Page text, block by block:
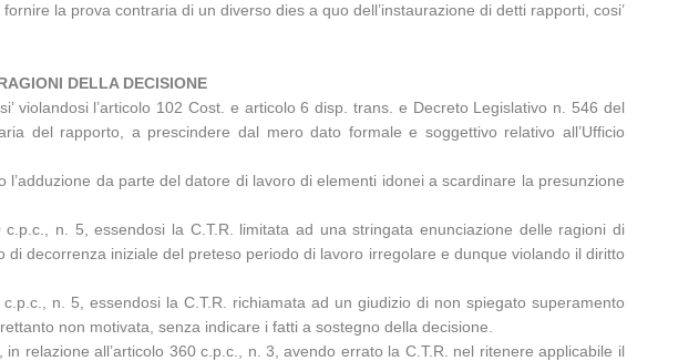
la prova contraria di un diverso dies a quo dell’instaurazione di detti rapporti, cosi’
DELLA DECISIONE
l’articolo 102 Cost. e articolo 6 disp. trans. e Decreto Legislativo n. 546 del
del rapporto, a prescindere dal mero dato formale e soggettivo relativo all’Ufficio
da parte del datore di lavoro di elementi idonei a scardinare la presunzione
n. 5, essendosi la C.T.R. limitata ad una stringata enunciazione delle ragioni di
decorrenza iniziale del preteso periodo di lavoro irregolare e dunque violando il diritto
n. 5, essendosi la C.T.R. richiamata ad un giudizio di non spiegato superamento
non motivata, senza indicare i fatti a sostegno della decisione.
relazione all’articolo 360 c.p.c., n. 3, avendo errato la C.T.R. nel ritenere applicabile il